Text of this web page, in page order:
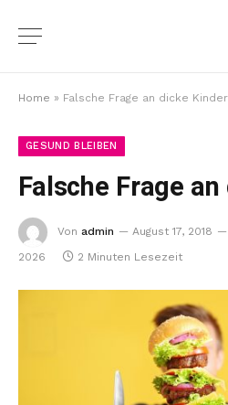
Home » Falsche Frage an dicke Kinder
GESUND BLEIBEN
Falsche Frage
Von admin August 17, 2018
2026
2 Minuten Lesezeit